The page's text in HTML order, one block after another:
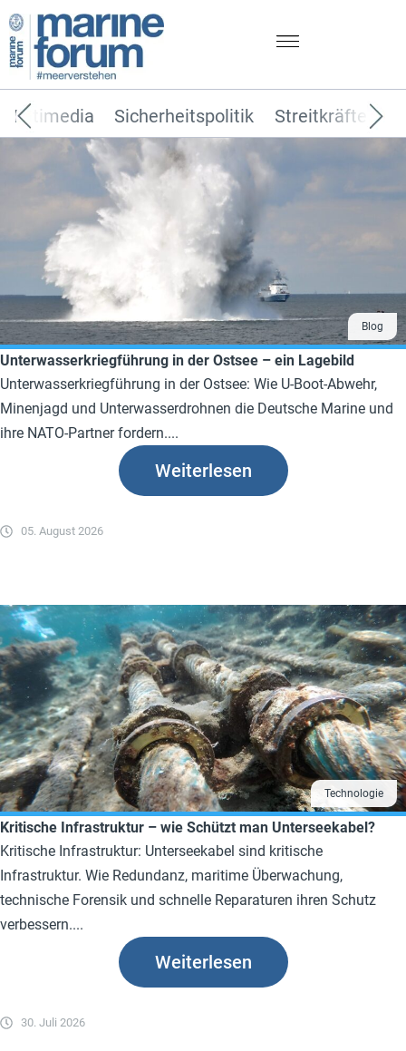
Sicherheitspolitik Streitkräfte
Multimedia
Blog
Unterwasserkriegführung in der Ostsee – ein Lagebild
Unterwasserkriegführung in der Ostsee: Wie U-Boot-Abwehr,
Minenjagd und Unterwasserdrohnen die Deutsche Marine und
ihre NATO-Partner fordern....
05. August 2026
Weiterlesen
Technologie
Kritische Infrastruktur – wie Schützt man Unterseekabel?
Kritische Infrastruktur: Unterseekabel sind kritische
Infrastruktur. Wie Redundanz, maritime Überwachung,
technische Forensik und schnelle Reparaturen ihren Schutz
verbessern....
30. Juli 2026
Weiterlesen